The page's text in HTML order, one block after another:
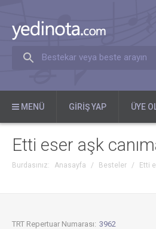
Bestekar veya beste arayın
MENÜ GIRIŞ YAP ÜYE
Etti eser aşk
Burdasınız: Anasayfa / Besteler / Etti
TRT Repertuar Numarası: 3962